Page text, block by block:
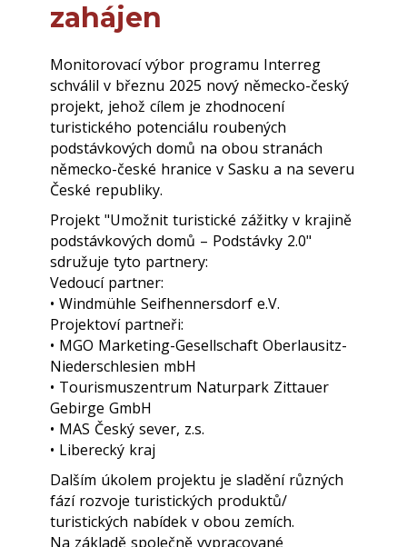
zahájen
Monitorovací výbor programu Interreg
schválil v březnu 2025 nový německo-český
projekt, jehož cílem je zhodnocení
turistického potenciálu roubených
podstávkových domů na obou stranách
německo-české hranice v Sasku a na severu
České republiky.
Projekt "Umožnit turistické zážitky v krajině
podstávkových domů – Podstávky 2.0"
sdružuje tyto partnery:
Vedoucí partner:
• Windmühle Seifhennersdorf e.V.
Projektoví partneři:
• MGO Marketing-Gesellschaft Oberlausitz-
Niederschlesien mbH
• Tourismuszentrum Naturpark Zittauer
Gebirge GmbH
• MAS Český sever, z.s.
• Liberecký kraj
Dalším úkolem projektu je sladění různých
fází rozvoje turistických produktů/
turistických nabídek v obou zemích.
Na základě společně vypracované